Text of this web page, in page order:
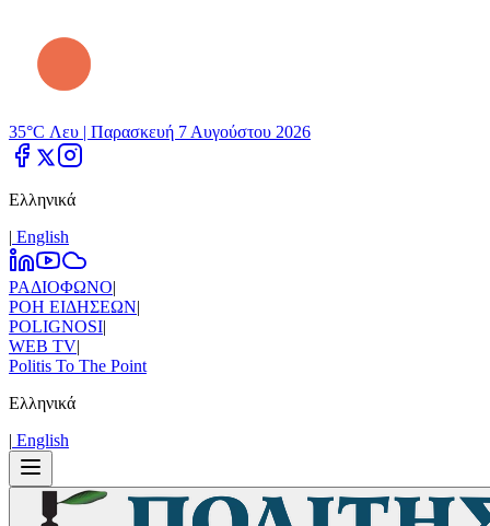
35°C Λευ | Παρασκευή 7 Αυγούστου 2026
Ελληνικά
| Εnglish
ΡΑΔΙΟΦΩΝΟ|
ΡΟΗ ΕΙΔΗΣΕΩΝ|
POLIGNOSI|
WEB TV|
Politis To The Point
Ελληνικά
| Εnglish